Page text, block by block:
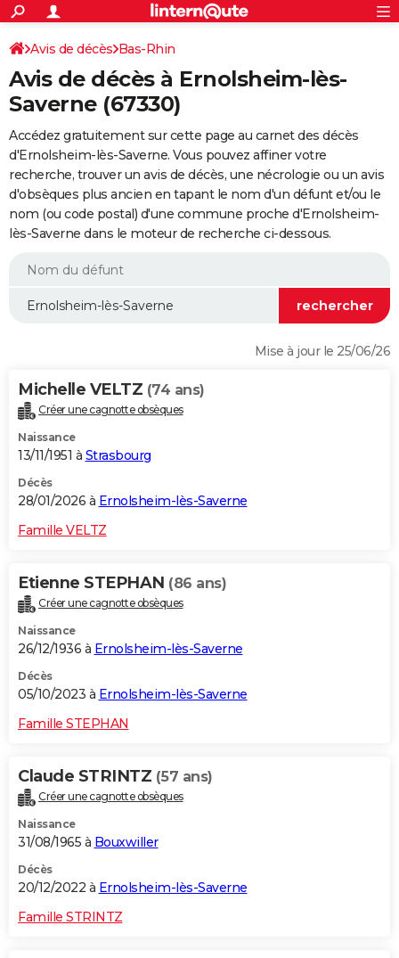
ACTUALITÉS
Politique
Société
Faits Divers
Education
Monde
Villes
+
SPORT
Coupe du monde 2026
Football
Tennis
Cyclisme
Rugby
Forum
FINANCE
Retraite
Impôts
Epargne
Immobilier
Risques naturels par ville
Banque
Assurance
Crédit
Essais
Réserver un essai
Citadines
Berlines
SUV
Forum auto
+
HIGH-TECH
Mobiles
Meilleur smartphone
Internet
Ordinateurs
Jeux vidéo
Guide high-tech
+
BRICOLAGE
Forum
Aménagement intérieur
Extérieur
Cuisine
Salle de bains
Jardinage
Rangement
WEEK-END
Guides de France
Escapades
Patrimoine
Expositions
Musées
Week-end nature
LIFESTYLE
Alimentation
Guide de la santé
Maladies
Médicaments
Sommeil
VOYAGE
Destinations
City break
Voyage nature
Voyage de noces
Forum
Climat
+PHOTO
GUIDES D'ACHAT
BONS PLANS
CARTE DE VOEUX
Dictionnaire
Biographies
Citations
Expressions
Proverbes
PROGRAMME TV
COPAINS D'AVANT
S'inscrire
Se connecter
Lycées
Collèges
Primaires
Universités
Entreprises
Service militaire
Avis de recherche
AVIS DE DÉCÈS
Connexion
Avis de décès Bas-Rhin
Avis de décès à Ernolsheim-lès-
Saverne (67330)
Accédez gratuitement sur cette page au carnet des décès
d'Ernolsheim-lès-Saverne. Vous pouvez affiner votre
recherche, trouver un avis de décès, une nécrologie ou un avis
d'obsèques plus ancien en tapant le nom d'un défunt et/ou le
nom (ou code postal) d'une commune proche d'Ernolsheim-
lès-Saverne dans le moteur de recherche ci-dessous.
Mise à jour le 25/06/26
Michelle VELTZ (74 ans)
Créer une cagnotte obsèques
Naissance
13/11/1951 à Strasbourg
Décès
28/01/2026 à Ernolsheim-lès-Saverne
Famille VELTZ
Etienne STEPHAN (86 ans)
Créer une cagnotte obsèques
Naissance
26/12/1936 à Ernolsheim-lès-Saverne
Décès
05/10/2023 à Ernolsheim-lès-Saverne
Famille STEPHAN
Claude STRINTZ (57 ans)
Créer une cagnotte obsèques
Naissance
31/08/1965 à Bouxwiller
Décès
20/12/2022 à Ernolsheim-lès-Saverne
Famille STRINTZ